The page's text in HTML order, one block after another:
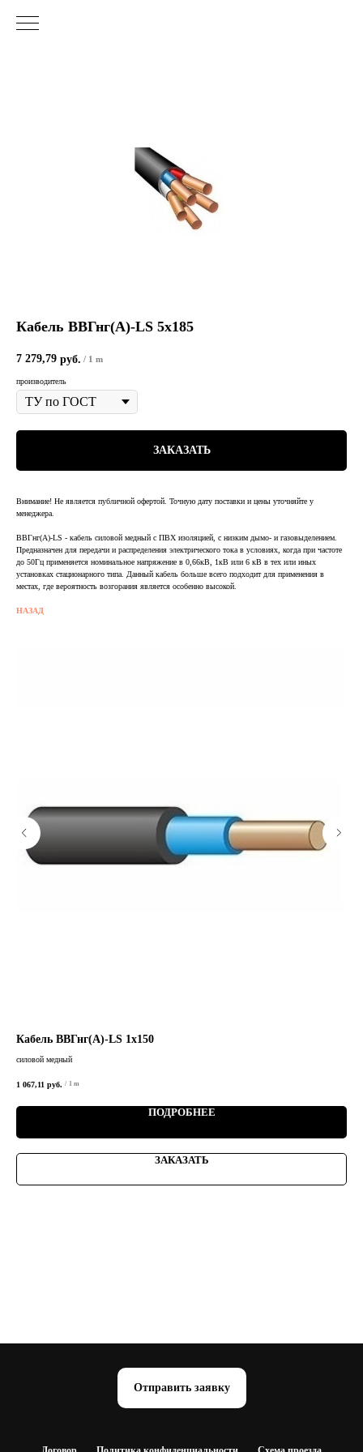
Кабель ВВГнг(А)-LS 5х185
7 279,79 руб. / 1 m
производитель
ЗАКАЗАТЬ
Внимание! Не является публичной офертой. Точную дату поставки и цены уточняйте у
менеджера.
ВВГнг(А)-LS - кабель силовой медный с ПВХ изоляцией, с низким дымо- и газовыделением.
Предназначен для передачи и распределения электрического тока в условиях, когда при частоте
до 50Гц применяется номинальное напряжение в 0,66кВ, 1кВ или 6 кВ в тех или иных
установках стационарного типа. Данный кабель больше всего подходит для применения в
местах, где вероятность возгорания является особенно высокой.
НАЗАД
Кабель ВВГнг(А)-LS 1х150
силовой медный
1 067,11 руб. / 1 m
ПОДРОБНЕЕ
ЗАКАЗАТЬ
Отправить заявку